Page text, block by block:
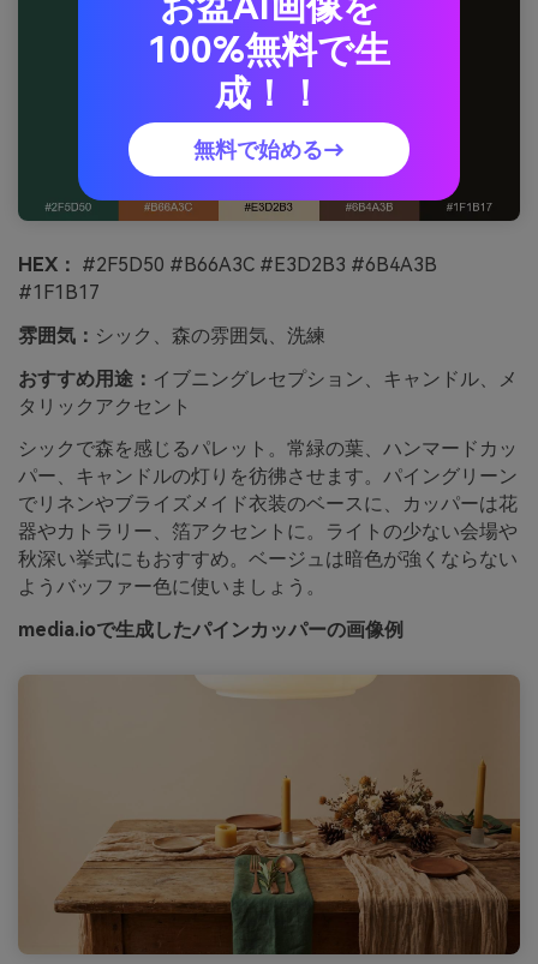
HEX： #2F5D50 #B66A3C #E3D2B3 #6B4A3B
#1F1B17
雰囲気： シック、森の雰囲気、洗練
おすすめ用途： イブニングレセプション、キャンドル、メ
タリックアクセント
シックで森を感じるパレット。常緑の葉、ハンマードカッ
パー、キャンドルの灯りを彷彿させます。パイングリーン
でリネンやブライズメイド衣装のベースに、カッパーは花
器やカトラリー、箔アクセントに。ライトの少ない会場や
秋深い挙式にもおすすめ。ベージュは暗色が強くならない
ようバッファー色に使いましょう。
media.ioで生成したパインカッパーの画像例
100%無料で生
成！！
無料で始める→